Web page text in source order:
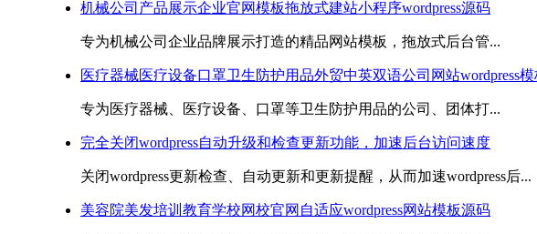
机械公司产品展示企业官网模板拖放式建站小程序wordpress源码
专为机械公司企业品牌展示打造的精品网站模板，拖放式后台管...
医疗器械医疗设备口罩卫生防护用品外贸中英双语公司网站wordpress模
专为医疗器械、医疗设备、口罩等卫生防护用品的公司、团体打...
完全关闭wordpress自动升级和检查更新功能，加速后台访问速度
关闭wordpress更新检查、自动更新和更新提醒，从而加速wordpress后...
美容院美发培训教育学校网校官网自适应wordpress网站模板源码